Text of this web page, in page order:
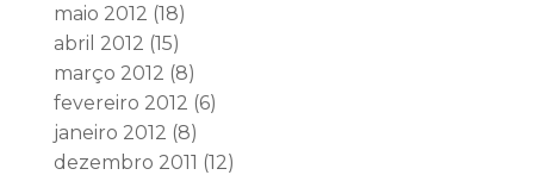
maio 2012 (18)
abril 2012 (15)
março 2012 (8)
fevereiro 2012 (6)
janeiro 2012 (8)
dezembro 2011 (12)